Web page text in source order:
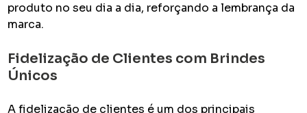
produto no seu dia a dia, reforçando a lembrança da
marca.
Fidelização de Clientes com Brindes
Únicos
A fidelização de clientes é um dos principais